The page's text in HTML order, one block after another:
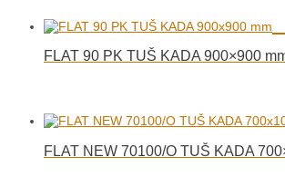
FLAT 90 PK TUŠ KADA 900×900
FLAT NEW 70100/O TUŠ KADA